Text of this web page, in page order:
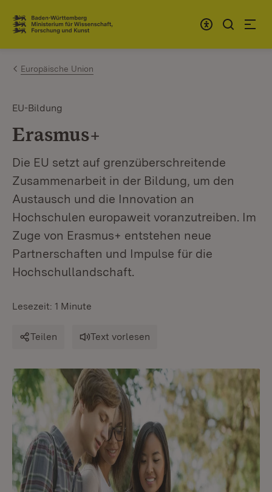
Zum Inhalt springen
Link zur Startseite
Europäische Union
EU-Bildung
Erasmus+
Die EU setzt auf grenzüberschreitende
Zusammenarbeit in der Bildung, um den
Austausch und die Innovation an
Hochschulen europaweit voranzutreiben. Im
Zuge von Erasmus+ entstehen neue
Partnerschaften und Impulse für die
Hochschullandschaft.
Lesezeit: 1 Minute
Teilen Text vorlesen